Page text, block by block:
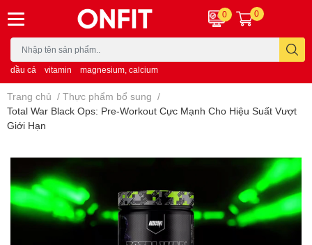
dầu cá vitamin magnesium, calcium
0 0
Trang chủ / Thực phẩm bổ sung /
Total War Black Ops: Pre-Workout Cực Mạnh Cho Hiệu Suất Vượt
Giới Hạn